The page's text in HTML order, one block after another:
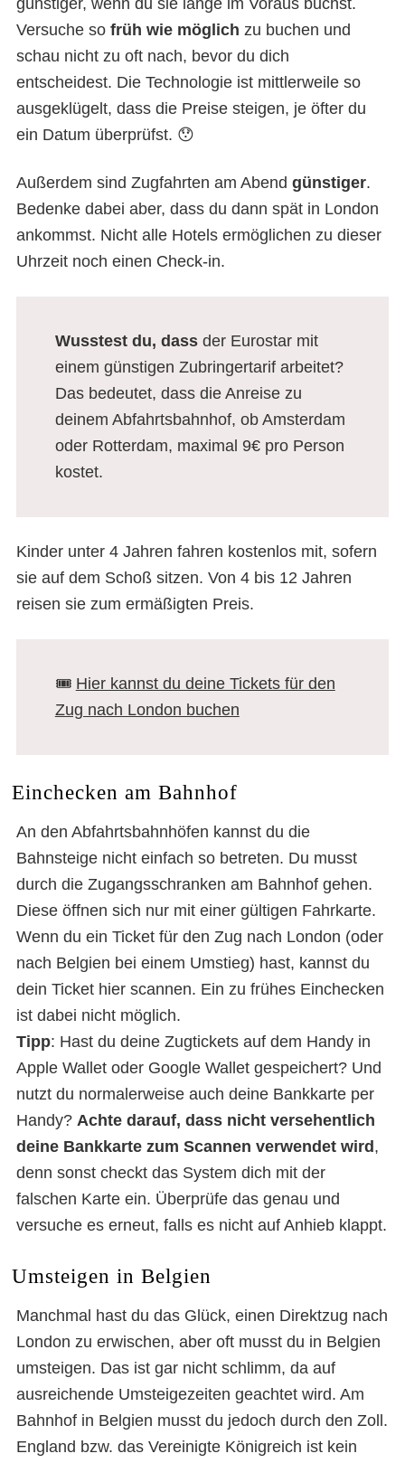
günstiger, wenn du sie lange im Voraus buchst.
Versuche so früh wie möglich zu buchen und
schau nicht zu oft nach, bevor du dich
entscheidest. Die Technologie ist mittlerweile so
ausgeklügelt, dass die Preise steigen, je öfter du
ein Datum überprüfst. 😯
Außerdem sind Zugfahrten am Abend günstiger.
Bedenke dabei aber, dass du dann spät in London
ankommst. Nicht alle Hotels ermöglichen zu dieser
Uhrzeit noch einen Check-in.
Wusstest du, dass der Eurostar mit
einem günstigen Zubringertarif arbeitet?
Das bedeutet, dass die Anreise zu
deinem Abfahrtsbahnhof, ob Amsterdam
oder Rotterdam, maximal 9€ pro Person
kostet.
Kinder unter 4 Jahren fahren kostenlos mit, sofern
sie auf dem Schoß sitzen. Von 4 bis 12 Jahren
reisen sie zum ermäßigten Preis.
🎟️ Hier kannst du deine Tickets für den
Zug nach London buchen
Einchecken am Bahnhof
An den Abfahrtsbahnhöfen kannst du die
Bahnsteige nicht einfach so betreten. Du musst
durch die Zugangsschranken am Bahnhof gehen.
Diese öffnen sich nur mit einer gültigen Fahrkarte.
Wenn du ein Ticket für den Zug nach London (oder
nach Belgien bei einem Umstieg) hast, kannst du
dein Ticket hier scannen. Ein zu frühes Einchecken
ist dabei nicht möglich.
Tipp: Hast du deine Zugtickets auf dem Handy in
Apple Wallet oder Google Wallet gespeichert? Und
nutzt du normalerweise auch deine Bankkarte per
Handy? Achte darauf, dass nicht versehentlich
deine Bankkarte zum Scannen verwendet wird ,
denn sonst checkt das System dich mit der
falschen Karte ein. Überprüfe das genau und
versuche es erneut, falls es nicht auf Anhieb klappt.
Umsteigen in Belgien
Manchmal hast du das Glück, einen Direktzug nach
London zu erwischen, aber oft musst du in Belgien
umsteigen. Das ist gar nicht schlimm, da auf
ausreichende Umsteigezeiten geachtet wird. Am
Bahnhof in Belgien musst du jedoch durch den Zoll.
England bzw. das Vereinigte Königreich ist kein